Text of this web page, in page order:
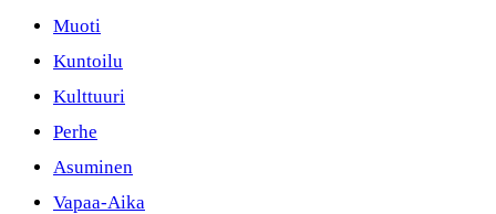
Muoti
Kuntoilu
Kulttuuri
Perhe
Asuminen
Vapaa-Aika